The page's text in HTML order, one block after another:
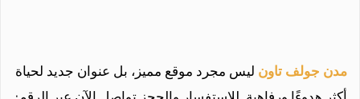
مدن جولف تاونليس مجرد موقع مميز، بل عنوان جديد لحياة